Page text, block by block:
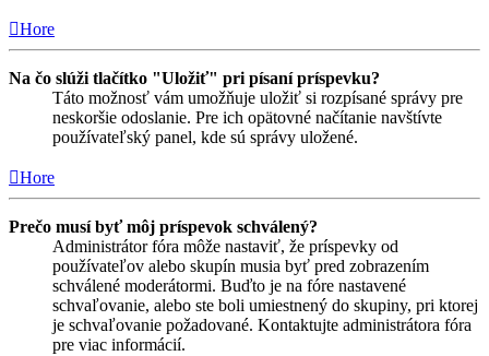
Hore
Na čo slúži tlačítko "Uložiť" pri písaní príspevku?
Táto možnosť vám umožňuje uložiť si rozpísané správy pre
neskoršie odoslanie. Pre ich opätovné načítanie navštívte
používateľský panel, kde sú správy uložené.
Hore
Prečo musí byť môj príspevok schválený?
Administrátor fóra môže nastaviť, že príspevky od
používateľov alebo skupín musia byť pred zobrazením
schválené moderátormi. Buďto je na fóre nastavené
schvaľovanie, alebo ste boli umiestnený do skupiny, pri ktorej
je schvaľovanie požadované. Kontaktujte administrátora fóra
pre viac informácií.